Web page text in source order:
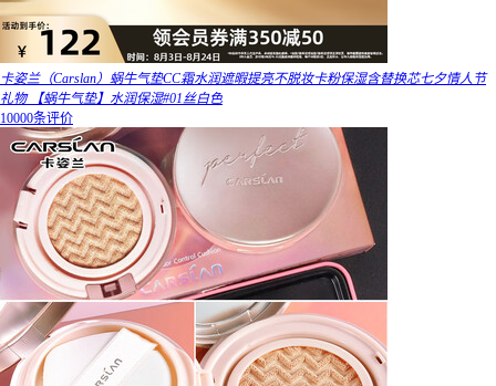
卡姿兰（Carslan）蜗牛气垫CC霜水润遮暇提亮不脱妆卡粉保湿含替换芯七夕情人节
礼物 【蜗牛气垫】水润保湿#01丝白色
10000条评价